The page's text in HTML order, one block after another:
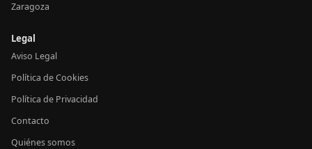
Zaragoza
Legal
Aviso Legal
Política de Cookies
Política de Privacidad
Contacto
Quiénes somos